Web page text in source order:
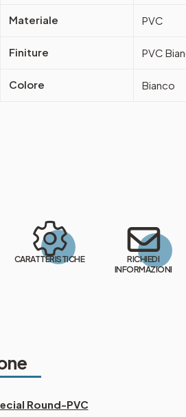
Materiale PVC
Finiture PVC
Colore Bianco
CARATTERISTICHE
RICHIEDI
INFORMAZIONI
Round-PVC